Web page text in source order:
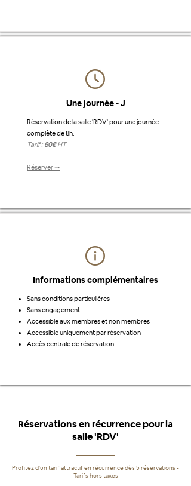
Une journée - J
Réservation de la salle 'RDV' pour une journée
complète de 8h.
Tarif : 80€HT
Réserver ➝
Informations complémentaires
Sans conditions particulières
Sans engagement
Accessible aux membres et non membres
Accessible uniquement par réservation
Accèscentrale de réservation
Réservations en récurrence pour la
salle 'RDV'
Profitez d'un tarif attractif en récurrence dès 5 réservations -
Tarifs hors taxes